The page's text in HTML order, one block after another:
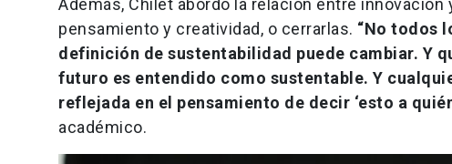
Además, Chilet abordó la relación entre
pensamiento y creatividad, o cerrarlas. “No todos
definición de sustentabilidad puede cambiar. Y
futuro es entendido como sustentable. Y
reflejada en el pensamiento de decir ‘esto a
académico.